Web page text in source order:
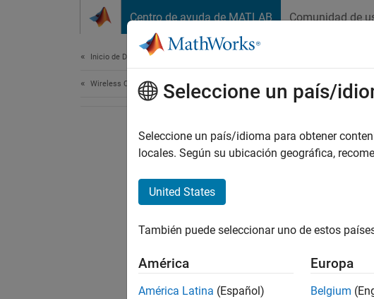
Centro de ayuda de MATLAB Comunidad de
Inicio de Documentación
Wireless CommunicationsSeleccione un país/
Seleccione un país/idioma para obtener
locales. Según su ubicación geográfica,
United States
También puede seleccionar uno de estos
América
América Latina (Español)
Europa
Belgium